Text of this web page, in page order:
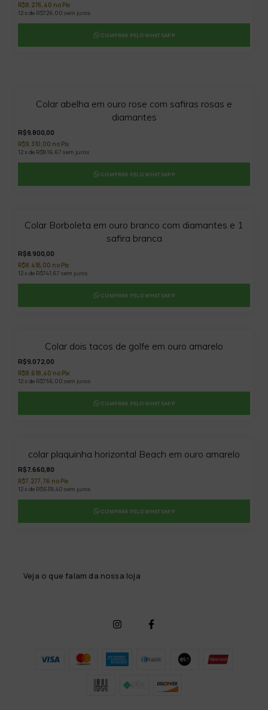
R$8.276,40 no Pix
12 x de R$726,00 sem juros
COMPRAR PELO WHATSAPP
Colar abelha em ouro rose com safiras rosas e
diamantes
R$9.800,00
R$9.310,00 no Pix
12 x de R$816,67 sem juros
COMPRAR PELO WHATSAPP
Colar Borboleta em ouro branco com diamantes e 1
safira branca
R$8.900,00
R$8.455,00 no Pix
12 x de R$741,67 sem juros
COMPRAR PELO WHATSAPP
Colar dois tacos de golfe em ouro amarelo
R$9.072,00
R$8.618,40 no Pix
12 x de R$756,00 sem juros
COMPRAR PELO WHATSAPP
5%OFF
colar plaquinha horizontal Beach em ouro amarelo
R$7.660,80
R$7.277,76 no Pix
12 x de R$638,40 sem juros
COMPRAR PELO WHATSAPP
Veja o que falam da nossa loja